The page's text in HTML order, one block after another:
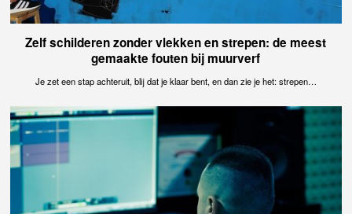
Zelf schilderen zonder vlekken en strepen: de meest
gemaakte fouten bij muurverf
Je zet een stap achteruit, blij dat je klaar bent, en dan zie je het: strepen…